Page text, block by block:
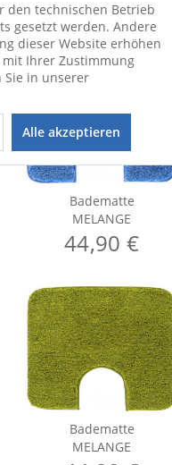
Badematte
MELANGE
44,90 €
Badematte
MELANGE
den technischen Betrieb
gesetzt werden. Andere
dieser Website erhöhen
Ihrer Zustimmung
Sie in unserer
Alle akzeptieren